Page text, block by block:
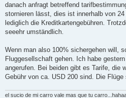
danach anfragt betreffend
stornieren lässt, dies ist innerhalb von
lediglich die Kreditkartengebühren.
seeehr umständlich.
Wenn man also 100% sichergehen will,
Fluggesellschaft gehen. Ich habe
angerufen. Bei beiden gibt es Tarife, die
Gebühr von ca. USD 200 sind. Die Flüge
el sucio de mi carro vale mas que tu